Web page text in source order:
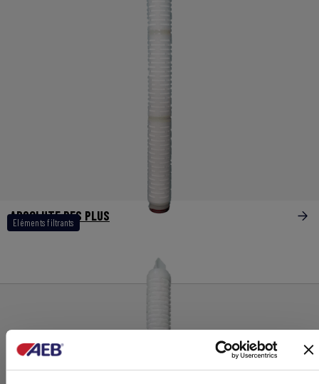
Eléments filtrants
ABSOLUTE PES PLUS